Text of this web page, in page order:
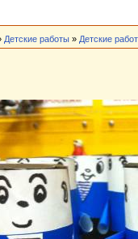
Детские работы » Детские